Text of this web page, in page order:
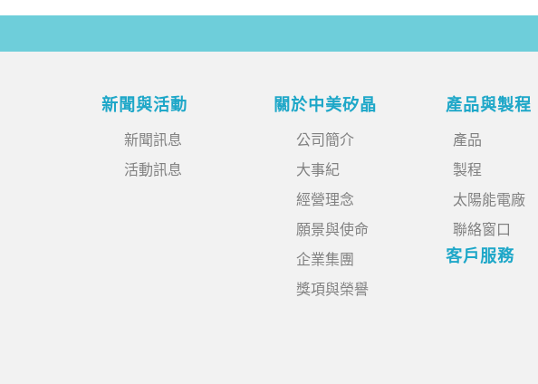
新聞與活動
新聞訊息
活動訊息
關於中美矽晶
公司簡介
大事紀
經營理念
願景與使命
企業集團
獎項與榮譽
產品與製程
產品
製程
太陽能電廠
聯絡窗口
客戶服務